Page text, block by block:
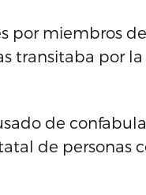
por miembros
transitaba por
de
de personas